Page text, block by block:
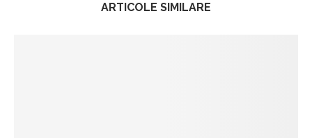
ARTICOLE SIMILARE